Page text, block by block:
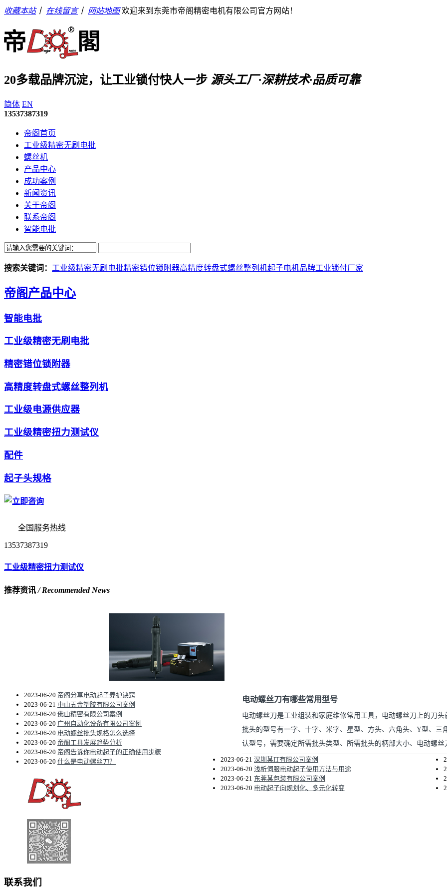
收藏本站丨 在线留言丨 网站地图 欢迎来到东莞市帝阁精密电机有限公司官方网站！
20多载品牌沉淀，让工业锁付快人一步 源头工厂·深耕技术·品质可靠
简体 EN
13537387319
帝阁首页
工业级精密无刷电批
螺丝机
产品中心
成功案例
新闻资讯
关于帝阁
联系帝阁
智能电批
搜索关键词： 工业级精密无刷电批精密错位锁附器高精度转盘式螺丝整列机起子电机品牌工业锁付厂家
帝阁产品中心
智能电批
工业级精密无刷电批
精密错位锁附器
高精度转盘式螺丝整列机
工业级电源供应器
工业级精密扭力测试仪
配件
起子头规格
全国服务热线
13537387319
工业级精密扭力测试仪
推荐资讯/ Recommended News
电动螺丝刀有哪些常用型号
电动螺丝刀是工业组装和家庭维修常用工具，电动螺丝刀上的刀
批头的型号有一字、十字、米字、星型、方头、六角头、Y型、三
认型号，需要确定所需批头类型、所需批头的柄部大小、电动螺丝
2023-06-20 帝阁分享电动起子养护诀窍
2023-06-21 中山五金塑胶有限公司案例
2023-06-21 深圳某IT有限公司案例
2023-06-20 佛山精密有限公司案例
2023-06-20 广州自动化设备有限公司案例
2023-06-20 浅析伺服电动起子使用方法与用途
2023-06-20 电动螺丝批头规格怎么选择
2023-06-20 帝阁工具发展趋势分析
2023-06-21 东莞某包装有限公司案例
2023-06-20 帝阁告诉你电动起子的正确使用步骤
2023-06-20 什么是电动螺丝刀？
2023-06-20 电动起子向规划化、多元化转变
联系我们